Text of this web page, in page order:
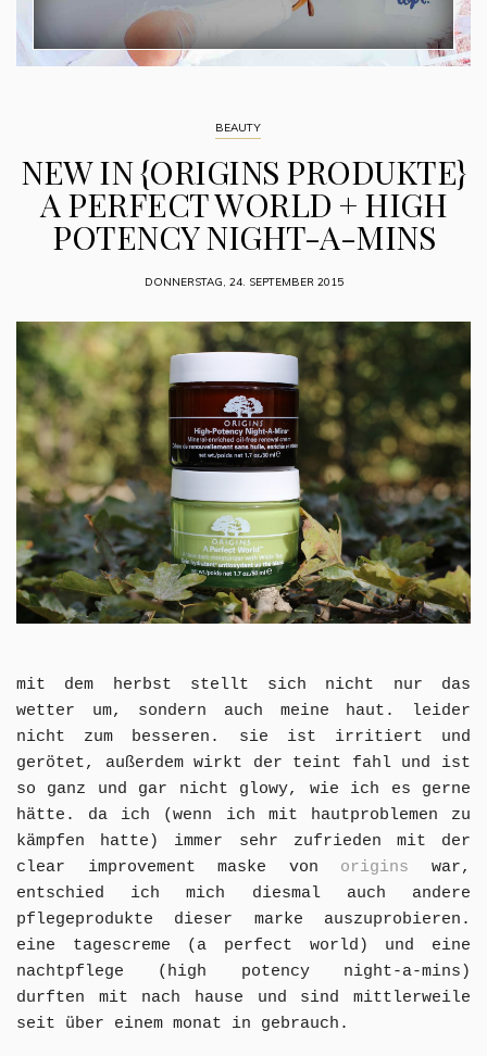
BEAUTY
NEW IN {ORIGINS PRODUKTE}
A PERFECT WORLD + HIGH
POTENCY NIGHT-A-MINS
DONNERSTAG, 24. SEPTEMBER 2015
mit dem herbst stellt sich nicht nur das
wetter um, sondern auch meine haut. leider
nicht zum besseren. sie ist irritiert und
gerötet, außerdem wirkt der teint fahl und ist
so ganz und gar nicht glowy, wie ich es gerne
hätte. da ich (wenn ich mit hautproblemen zu
kämpfen hatte) immer sehr zufrieden mit der
clear improvement maske von origins war,
entschied ich mich diesmal auch andere
pflegeprodukte dieser marke auszuprobieren.
eine tagescreme (a perfect world) und eine
nachtpflege (high potency night-a-mins)
durften mit nach hause und sind mittlerweile
seit über einem monat in gebrauch.